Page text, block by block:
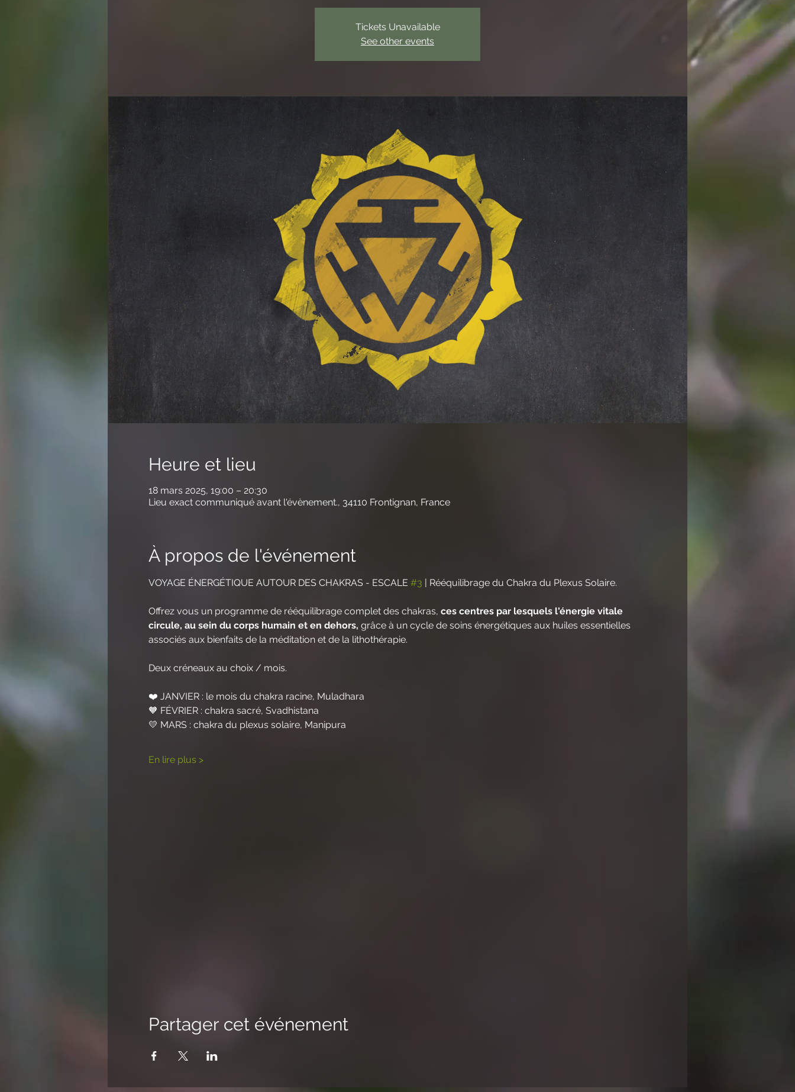
Tickets Unavailable
See other events
Heure et lieu
18 mars 2025, 19:00 – 20:30
Lieu exact communiqué avant l'évènement., 34110 Frontignan, France
À propos de l'événement
VOYAGE ÉNERGÉTIQUE AUTOUR DES CHAKRAS - ESCALE #3 | Rééquilibrage du Chakra du Plexus Solaire.
Offrez vous un programme de rééquilibrage complet des chakras, ces centres par lesquels l'énergie vitale
circule, au sein du corps humain et en dehors, grâce à un cycle de soins énergétiques aux huiles essentielles
associés aux bienfaits de la méditation et de la lithothérapie.
Deux créneaux au choix / mois.
❤️ JANVIER : le mois du chakra racine, Muladhara
🧡 FÉVRIER : chakra sacré, Svadhistana
💛 MARS : chakra du plexus solaire, Manipura
En lire plus >
Partager cet événement